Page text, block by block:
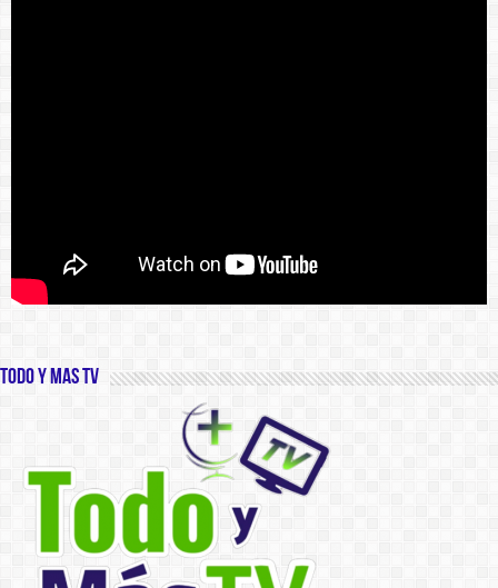
Todo y Mas TV